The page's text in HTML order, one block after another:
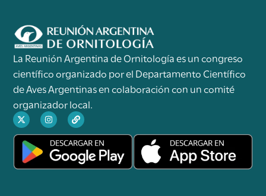
La Reunión Argentina de Ornitología es un congreso
científico organizado por el Departamento Científico
de Aves Argentinas en colaboración con un comité
organizador local.